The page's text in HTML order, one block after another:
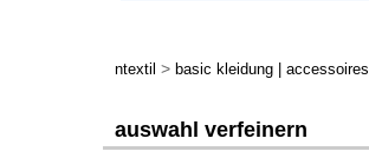
ntextil > basic kleidung | accessoires
auswahl verfeinern